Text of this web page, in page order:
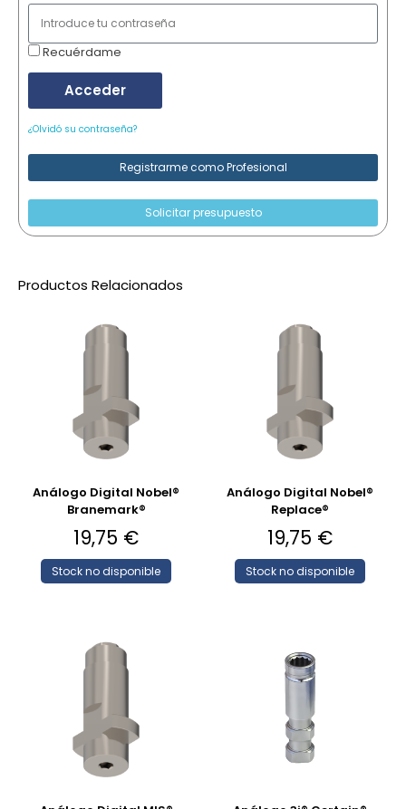
Recuérdame
Acceder
¿Olvidó su contraseña?
Registrarme como Profesional
Solicitar presupuesto
Productos Relacionados
Análogo Digital Nobel®
Branemark®
19,75 €
Stock no disponible
Análogo Digital Nobel®
Replace®
19,75 €
Stock no disponible